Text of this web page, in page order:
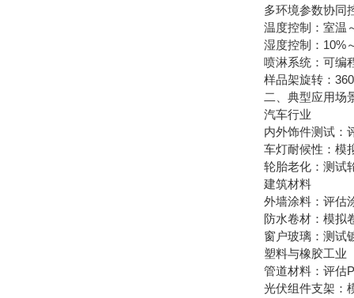
多环境参数协同
温度控制：室温
湿度控制：10%
喷淋系统：可编
样品架旋转：
二、典型应用场
汽车行业
内外饰件测试：
车灯耐候性：模
轮胎老化：测试
建筑材料
外墙涂料：评估
防水卷材：模拟
窗户玻璃：测试
塑料与橡胶工业
管道材料：评估
光伏组件支架：